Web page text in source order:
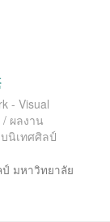
- Visual
/ ผลงาน
นิเทศศิลป์
มหาวิทยาลัย